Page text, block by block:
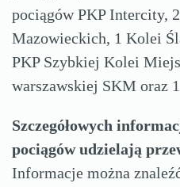
pociągów PKP Intercity,
Mazowieckich, 1 Kolei
PKP Szybkiej Kolei
warszawskiej SKM oraz
Szczegółowych
pociągów udzielają
Informacje można